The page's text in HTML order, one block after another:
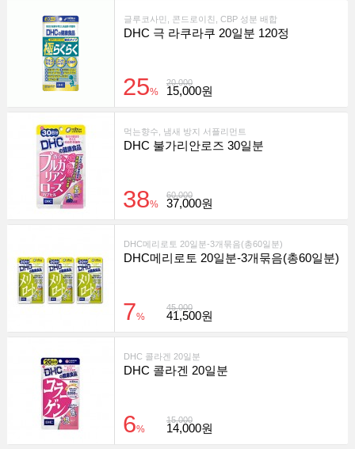
글루코사민, 콘드로이친, CBP 성분 배합
DHC 극 라쿠라쿠 20일분 120정
20,000
25% 15,000원
먹는향수, 냄새 방지 서플리먼트
DHC 불가리안로즈 30일분
60,000
38% 37,000원
DHC메리로토 20일분-3개묶음(총60일분)
DHC메리로토 20일분-3개묶음(총60일분)
45,000
7% 41,500원
DHC 콜라겐 20일분
DHC 콜라겐 20일분
15,000
6% 14,000원